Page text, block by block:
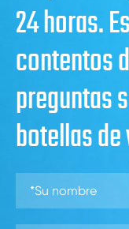
24 horas.
contentos
preguntas
botellas